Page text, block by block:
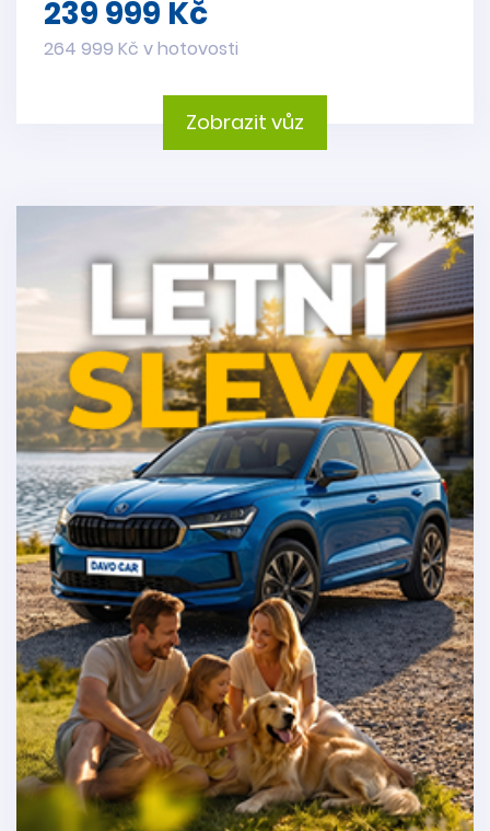
239 999 Kč
264 999 Kč v hotovosti
Zobrazit vůz